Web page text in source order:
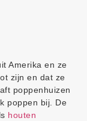
Amerika en ze
zijn en dat ze
poppenhuizen
poppen bij. De
houten